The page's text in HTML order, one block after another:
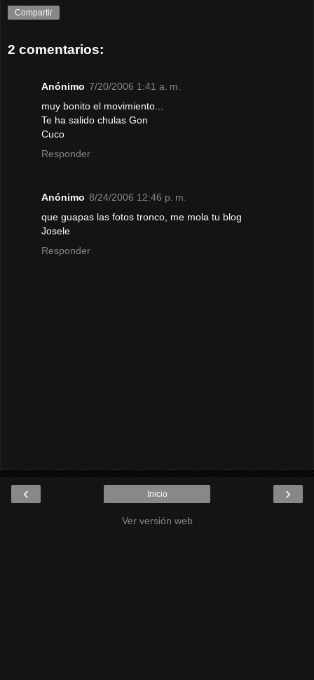
Compartir
2 comentarios:
Anónimo 7/20/2006 1:41 a. m.
muy bonito el movimiento...
Te ha salido chulas Gon
Cuco
Responder
Anónimo 8/24/2006 12:46 p. m.
que guapas las fotos tronco, me mola tu blog
Josele
Responder
‹ ›
Inicio
Ver versión web